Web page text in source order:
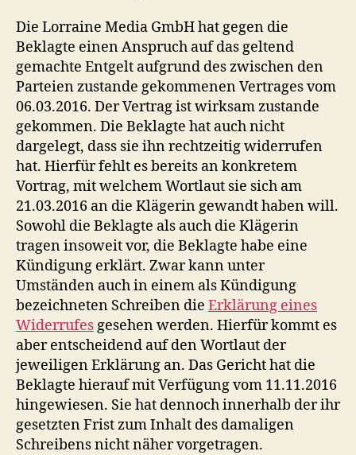
Die Lorraine Media GmbH hat gegen die
Beklagte einen Anspruch auf das geltend
gemachte Entgelt aufgrund des zwischen den
Parteien zustande gekommenen Vertrages vom
06.03.2016. Der Vertrag ist wirksam zustande
gekommen. Die Beklagte hat auch nicht
dargelegt, dass sie ihn rechtzeitig widerrufen
hat. Hierfür fehlt es bereits an konkretem
Vortrag, mit welchem Wortlaut sie sich am
21.03.2016 an die Klägerin gewandt haben will.
Sowohl die Beklagte als auch die Klägerin
tragen insoweit vor, die Beklagte habe eine
Kündigung erklärt. Zwar kann unter
Umständen auch in einem als Kündigung
bezeichneten Schreiben die Erklärung eines
Widerrufesgesehen werden. Hierfür kommt es
aber entscheidend auf den Wortlaut der
jeweiligen Erklärung an. Das Gericht hat die
Beklagte hierauf mit Verfügung vom 11.11.2016
hingewiesen. Sie hat dennoch innerhalb der ihr
gesetzten Frist zum Inhalt des damaligen
Schreibens nicht näher vorgetragen.